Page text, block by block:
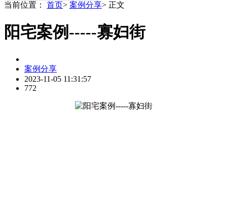
当前位置： 首页> 案例分享> 正文
阳宅案例-----寡妇街
案例分享
2023-11-05 11:31:57
772